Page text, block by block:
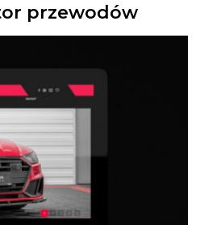
przewodów